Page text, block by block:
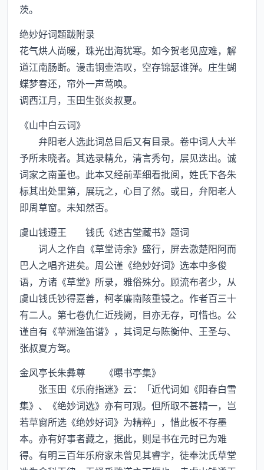
茨。
绝妙好词题跋附录
花气烘人尚暖，珠光出海犹寒。如今贺老见应难，解
道江南肠断。谩击铜壶浩叹，空存锦瑟谁弹。庄生蝴
蝶梦春还，帘外一声莺唤。
调西江月，玉田生张炎叔夏。
《山中白云词》
弁阳老人选此词总目后又有目录。卷中词人大半
予所未晓者。其选录精允，清言秀句，层见迭出。诚
词家之南董也。此本又经前辈细看批阅，姓氏下各朱
标其出处里第，展玩之，心目了然。或曰，弁阳老人
即周草窗。未知然否。
虞山钱遵王 钱氏《述古堂藏书》题词
词人之作自《草堂诗余》盛行，屏去激楚阳阿而
巴人之唱齐进矣。周公谨《绝妙好词》选本中多俊
语，方诸《草堂》所录，雅俗殊分。顾流布者少，从
虞山钱氏钞得嘉善，柯孝廉南陔重锓之。作者百三十
有二人。第七卷仇仁近残阙，目亦无存，可惜也。公
谨自有《苹洲渔笛谱》，其词足与陈衡仲、王圣与、
张叔夏方驾。
金风亭长朱彝尊 《曝书亭集》
张玉田《乐府指迷》云：「近代词如《阳春白雪
集》、《绝妙词选》亦有可观。但所取不甚精一，岂
若草窗所选《绝妙好词》为精粹」，惜此板不存墨
本。亦有好事者藏之，据此，则是书在元时已为难
得。有明三百年乐府家未曾见其睿字，徒奉沈氏草堂